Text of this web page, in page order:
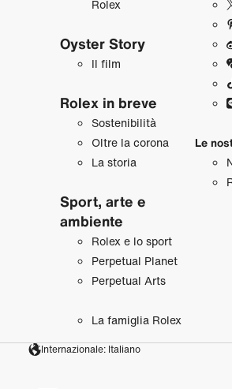
Rolex
Oyster Story
Il film
Rolex in breve
Sostenibilità
Oltre la corona
La storia
Sport, arte e
ambiente
Rolex e lo sport
Perpetual Planet
Perpetual Arts
La famiglia Rolex
Le
Internazionale: Italiano